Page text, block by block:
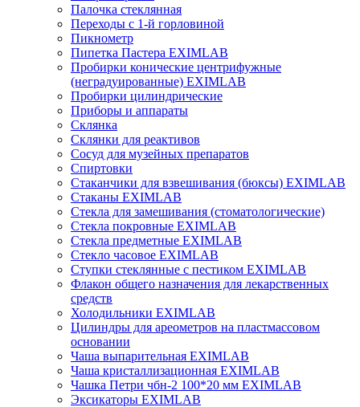
Палочка стеклянная
Переходы с 1-й горловиной
Пикнометр
Пипетка Пастера EXIMLAB
Пробирки конические центрифужные
(неградуированные) EXIMLAB
Пробирки цилиндрические
Приборы и аппараты
Склянка
Склянки для реактивов
Сосуд для музейных препаратов
Спиртовки
Стаканчики для взвешивания (бюксы) EXIMLAB
Стаканы EXIMLAB
Стекла для замешивания (стоматологические)
Стекла покровные EXIMLAB
Стекла предметные EXIMLAB
Стекло часовое EXIMLAB
Ступки стеклянные с пестиком EXIMLAB
Флакон общего назначения для лекарственных
средств
Холодильники EXIMLAB
Цилиндры для ареометров на пластмассовом
основании
Чаша выпарительная EXIMLAB
Чаша кристаллизационная EXIMLAB
Чашка Петри чбн-2 100*20 мм EXIMLAB
Эксикаторы EXIMLAB